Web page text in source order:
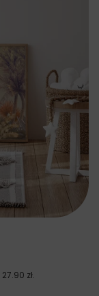
27.90 zł.